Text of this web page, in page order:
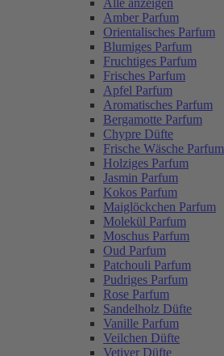
Alle anzeigen
Amber Parfum
Orientalisches Parfum
Blumiges Parfum
Fruchtiges Parfum
Frisches Parfum
Apfel Parfum
Aromatisches Parfum
Bergamotte Parfum
Chypre Düfte
Frische Wäsche Parfum
Holziges Parfum
Jasmin Parfum
Kokos Parfum
Maiglöckchen Parfum
Molekül Parfum
Moschus Parfum
Oud Parfum
Patchouli Parfum
Pudriges Parfum
Rose Parfum
Sandelholz Düfte
Vanille Parfum
Veilchen Düfte
Vetiver Düfte